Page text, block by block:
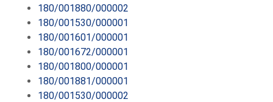
180/001880/000002
180/001530/000001
180/001601/000001
180/001672/000001
180/001800/000001
180/001881/000001
180/001530/000002